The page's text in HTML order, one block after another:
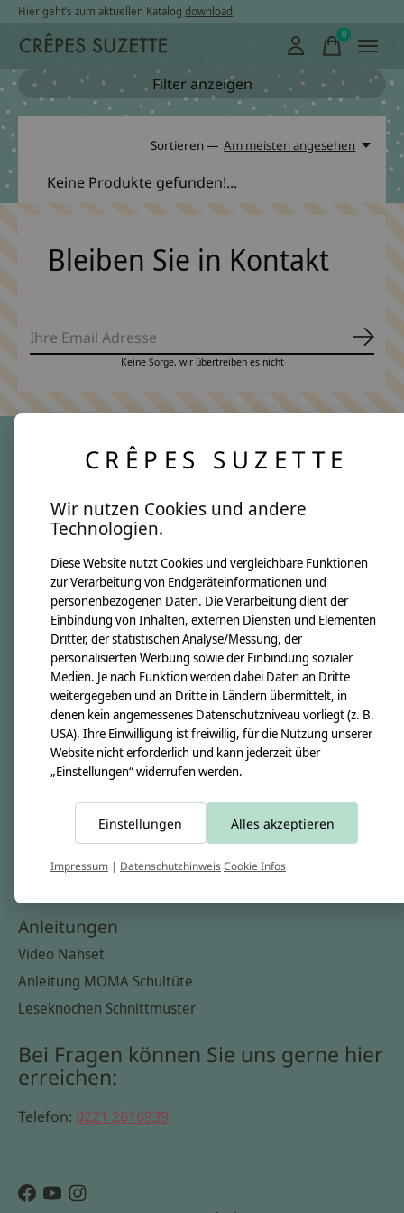
Hier geht’s zum aktuellen Katalog download
0items
Filter anzeigen
Sortieren — Am meisten angesehen
Keine Produkte gefunden!...
Bleiben Sie in Kontakt
Keine Sorge, wir übertreiben es nicht
Über uns
Unsere Creppies
Nähkästchen
Unsere Stoffe
Impressum
Informationen
Kontakt
Versandkosten & Rücksendungen
Zahlungsarten
Widerrufsbelehrung
Anleitungen
Video Nähset
Anleitung MOMA Schultüte
Leseknochen Schnittmuster
Bei Fragen können Sie uns gerne hier
erreichen:
Telefon: 0221 2616939
CRÊPES SUZETTE
Wir nutzen Cookies und andere
Technologien.
Diese Website nutzt Cookies und vergleichbare Funktionen
zur Verarbeitung von Endgeräteinformationen und
personenbezogenen Daten. Die Verarbeitung dient der
Einbindung von Inhalten, externen Diensten und Elementen
Dritter, der statistischen Analyse/Messung, der
personalisierten Werbung sowie der Einbindung sozialer
Medien. Je nach Funktion werden dabei Daten an Dritte
weitergegeben und an Dritte in Ländern übermittelt, in
denen kein angemessenes Datenschutzniveau vorliegt (z. B.
USA). Ihre Einwilligung ist freiwillig, für die Nutzung unserer
Website nicht erforderlich und kann jederzeit über
„Einstellungen“ widerrufen werden.
Einstellungen Alles akzeptieren
Impressum | DatenschutzhinweisCookie Infos